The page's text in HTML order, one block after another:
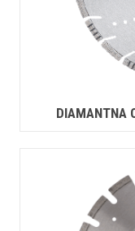
DIAMANTNA